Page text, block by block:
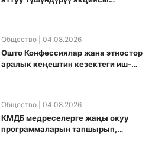
Общество | 04.08.2026
Ошто Конфессиялар жана этностор
аралык кеңештин кезектеги иш-
Общество | 04.08.2026
КМДБ медреселерге жаңы окуу
программаларын тапшырып,